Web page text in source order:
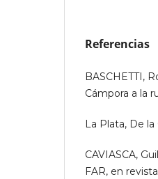
Referencias
BASCHETTI,
Cámpora a la
La Plata, De la
CAVIASCA,
FAR, en revista